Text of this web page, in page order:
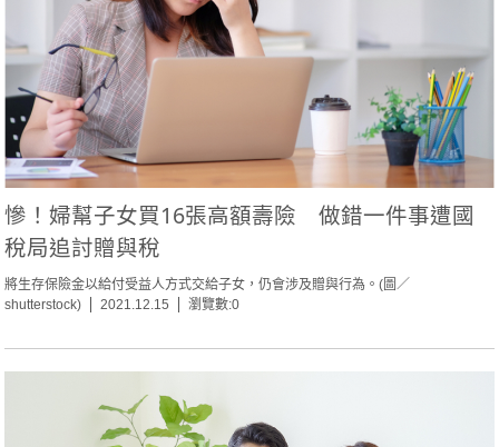
慘！婦幫子女買16張高額壽險 做錯一件事遭國
稅局追討贈與稅
將生存保險金以給付受益人方式交給子女，仍會涉及贈與行為。(圖／
shutterstock)
2021.12.15 瀏覽數:0